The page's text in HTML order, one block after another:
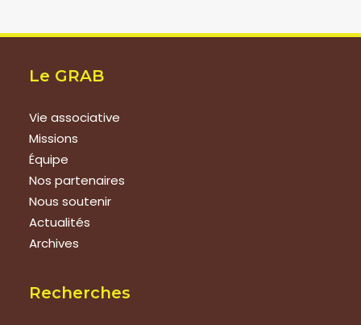
Le GRAB
Vie associative
Missions
Équipe
Nos partenaires
Nous soutenir
Actualités
Archives
Recherches